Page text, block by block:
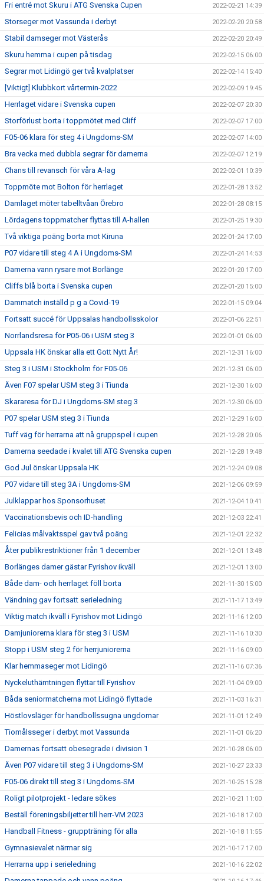
Fri entré mot Skuru i ATG Svenska Cupen 2022-02-21 14:39
Storseger mot Vassunda i derbyt 2022-02-20 20:58
Stabil damseger mot Västerås 2022-02-20 20:49
Skuru hemma i cupen på tisdag 2022-02-15 06:00
Segrar mot Lidingö ger två kvalplatser 2022-02-14 15:40
[Viktigt] Klubbkort vårtermin-2022 2022-02-09 19:45
Herrlaget vidare i Svenska cupen 2022-02-07 20:30
Storförlust borta i toppmötet med Cliff 2022-02-07 17:00
F05-06 klara för steg 4 i Ungdoms-SM 2022-02-07 14:00
Bra vecka med dubbla segrar för damerna 2022-02-07 12:19
Chans till revansch för våra A-lag 2022-02-01 10:39
Toppmöte mot Bolton för herrlaget 2022-01-28 13:52
Damlaget möter tabelltvåan Örebro 2022-01-28 08:15
Lördagens toppmatcher flyttas till A-hallen 2022-01-25 19:30
Två viktiga poäng borta mot Kiruna 2022-01-24 17:00
P07 vidare till steg 4 A i Ungdoms-SM 2022-01-24 14:53
Damerna vann rysare mot Borlänge 2022-01-20 17:00
Cliffs blå borta i Svenska cupen 2022-01-20 15:00
Dammatch inställd p g a Covid-19 2022-01-15 09:04
Fortsatt succé för Uppsalas handbollsskolor 2022-01-06 22:51
Norrlandsresa för P05-06 i USM steg 3 2022-01-01 06:00
Uppsala HK önskar alla ett Gott Nytt År! 2021-12-31 16:00
Steg 3 i USM i Stockholm för F05-06 2021-12-31 06:00
Även F07 spelar USM steg 3 i Tiunda 2021-12-30 16:00
Skararesa för DJ i Ungdoms-SM steg 3 2021-12-30 06:00
P07 spelar USM steg 3 i Tiunda 2021-12-29 16:00
Tuff väg för herrarna att nå gruppspel i cupen 2021-12-28 20:06
Damerna seedade i kvalet till ATG Svenska cupen 2021-12-28 19:48
God Jul önskar Uppsala HK 2021-12-24 09:08
P07 vidare till steg 3A i Ungdoms-SM 2021-12-06 09:59
Julklappar hos Sponsorhuset 2021-12-04 10:41
Vaccinationsbevis och ID-handling 2021-12-03 22:41
Felicias målvaktsspel gav två poäng 2021-12-01 22:32
Åter publikrestriktioner från 1 december 2021-12-01 13:48
Borlänges damer gästar Fyrishov ikväll 2021-12-01 13:00
Både dam- och herrlaget föll borta 2021-11-30 15:00
Vändning gav fortsatt serieledning 2021-11-17 13:49
Viktig match ikväll i Fyrishov mot Lidingö 2021-11-16 12:00
Damjuniorerna klara för steg 3 i USM 2021-11-16 10:30
Stopp i USM steg 2 för herrjuniorerna 2021-11-16 09:00
Klar hemmaseger mot Lidingö 2021-11-16 07:36
Nyckeluthämtningen flyttar till Fyrishov 2021-11-04 09:00
Båda seniormatcherna mot Lidingö flyttade 2021-11-03 16:31
Höstlovsläger för handbollssugna ungdomar 2021-11-01 12:49
Tiomålsseger i derbyt mot Vassunda 2021-11-01 06:20
Damernas fortsatt obesegrade i division 1 2021-10-28 06:00
Även P07 vidare till steg 3 i Ungdoms-SM 2021-10-27 23:33
F05-06 direkt till steg 3 i Ungdoms-SM 2021-10-25 15:28
Roligt pilotprojekt - ledare sökes 2021-10-21 11:00
Beställ föreningsbiljetter till herr-VM 2023 2021-10-18 17:00
Handball Fitness - gruppträning för alla 2021-10-18 11:55
Gymnasievalet närmar sig 2021-10-17 17:00
Herrarna upp i serieledning 2021-10-16 22:02